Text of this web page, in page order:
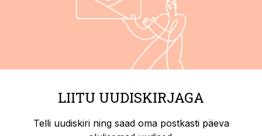
LIITU UUDISKIRJAGA
Telli uudiskiri ning saad oma postkasti päeva